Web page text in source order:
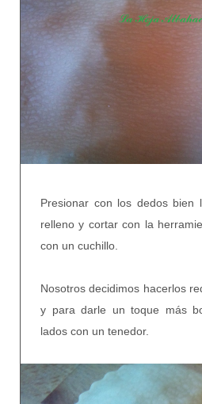
Presionar con los dedos bien
relleno y cortar con la
con un cuchillo.
Nosotros decidimos hacerlos
y para darle un toque más
lados con un tenedor.